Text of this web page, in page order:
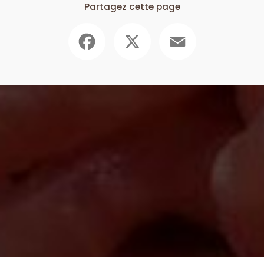
Partagez cette page